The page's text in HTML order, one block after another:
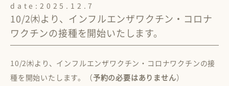
ブログ
date: 2025.12.7
10/2㈭より、インフルエンザワクチン・コロナ
ワクチンの接種を開始いたします。
10/2㈭より、インフルエンザワクチン・コロナワクチンの接
種を開始いたします。（予約の必要はありません）